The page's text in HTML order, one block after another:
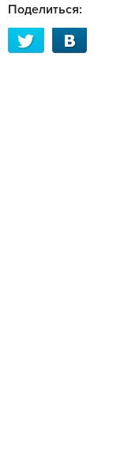
Поделиться: